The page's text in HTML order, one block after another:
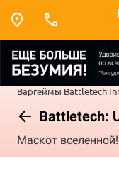
Варгеймы Battletech
Battletech:
Маскот вселенной!